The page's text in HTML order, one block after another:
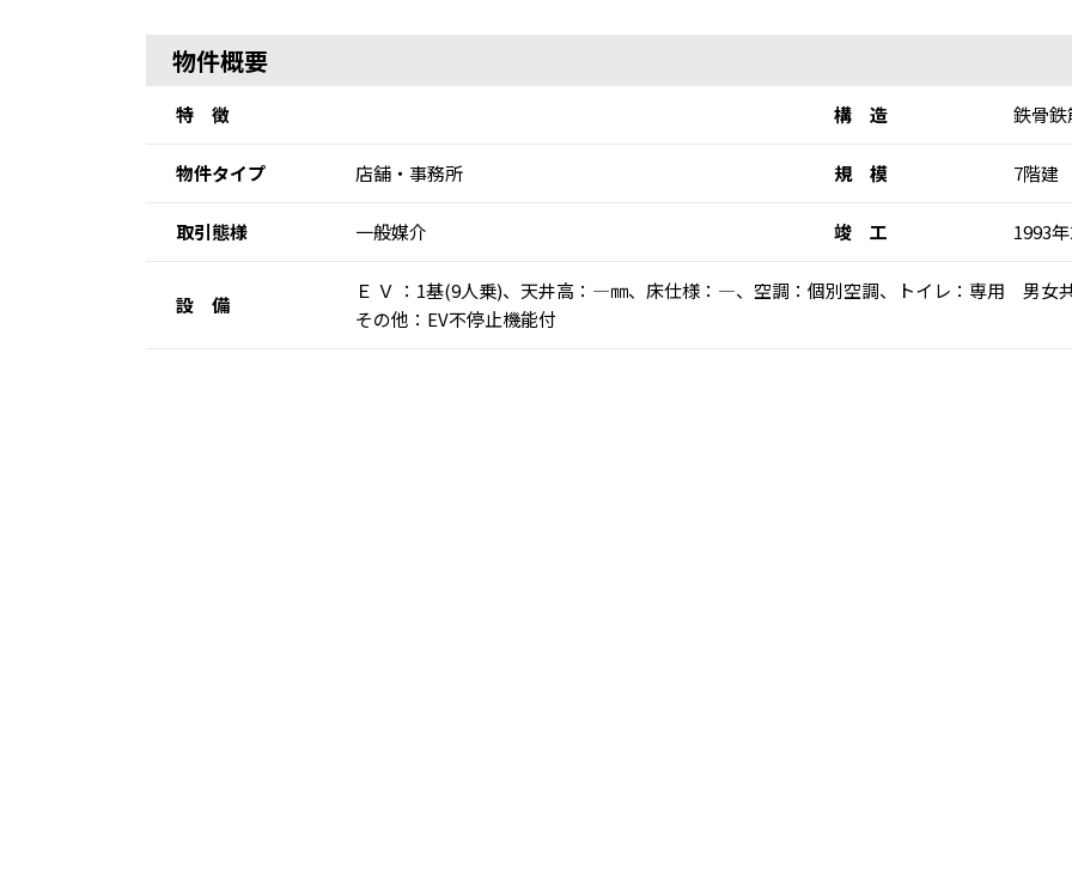
物件概要
特 徴 構 造 鉄骨
物件タイプ 店舗・事務所 規 模 7階建
取引態様 一般媒介 竣 工 1993
設 備
Ｅ Ｖ ：1基(9人乗)、天井高：―㎜、床仕様：―、空調：個別空調、トイレ：専用 男
その他：EV不停止機能付